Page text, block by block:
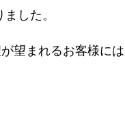
した。
望まれるお客様には